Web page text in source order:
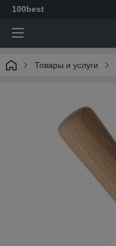
100best
Товары и услуги